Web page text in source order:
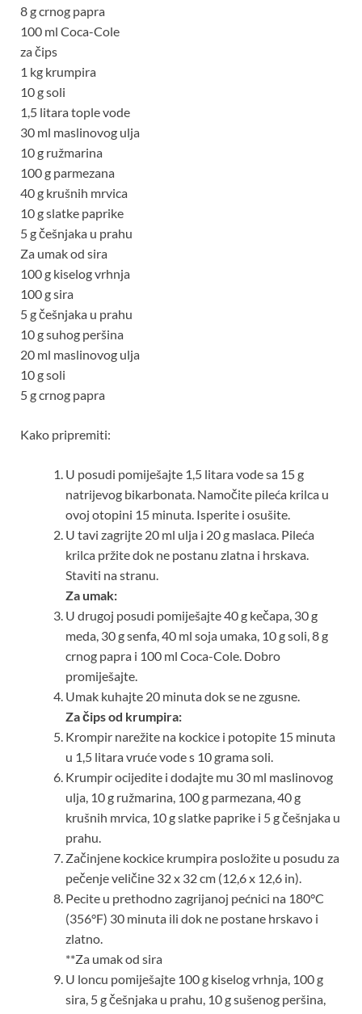
8 g crnog papra
100 ml Coca-Cole
za čips
1 kg krumpira
10 g soli
1,5 litara tople vode
30 ml maslinovog ulja
10 g ružmarina
100 g parmezana
40 g krušnih mrvica
10 g slatke paprike
5 g češnjaka u prahu
Za umak od sira
100 g kiselog vrhnja
100 g sira
5 g češnjaka u prahu
10 g suhog peršina
20 ml maslinovog ulja
10 g soli
5 g crnog papra
Kako pripremiti:
U posudi pomiješajte 1,5 litara vode sa 15 g
natrijevog bikarbonata. Namočite pileća krilca u
ovoj otopini 15 minuta. Isperite i osušite.
U tavi zagrijte 20 ml ulja i 20 g maslaca. Pileća
krilca pržite dok ne postanu zlatna i hrskava.
Staviti na stranu.
Za umak:
U drugoj posudi pomiješajte 40 g kečapa, 30 g
meda, 30 g senfa, 40 ml soja umaka, 10 g soli, 8 g
crnog papra i 100 ml Coca-Cole. Dobro
promiješajte.
Umak kuhajte 20 minuta dok se ne zgusne.
Za čips od krumpira:
Krompir narežite na kockice i potopite 15 minuta
u 1,5 litara vruće vode s 10 grama soli.
Krumpir ocijedite i dodajte mu 30 ml maslinovog
ulja, 10 g ružmarina, 100 g parmezana, 40 g
krušnih mrvica, 10 g slatke paprike i 5 g češnjaka u
prahu.
Začinjene kockice krumpira posložite u posudu za
pečenje veličine 32 x 32 cm (12,6 x 12,6 in).
Pecite u prethodno zagrijanoj pećnici na 180°C
(356°F) 30 minuta ili dok ne postane hrskavo i
zlatno.
**Za umak od sira
U loncu pomiješajte 100 g kiselog vrhnja, 100 g
sira, 5 g češnjaka u prahu, 10 g sušenog peršina,